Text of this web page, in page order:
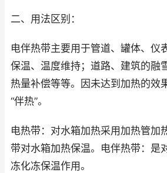
二、用法区别：
电伴热带主要用于管道、罐体、仪
保温、温度维持；道路、建筑的融
热量补偿等等。因未达到加热的效
“伴热”。
电热带：对水箱加热采用加热管加
带对水箱加热保温。电伴热带：是
冻化冻保温作用。